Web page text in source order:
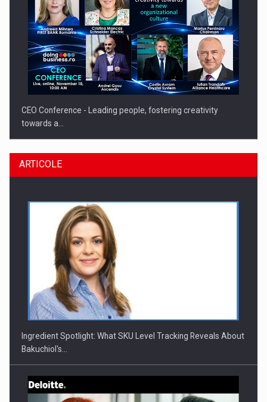
CEO Conference - Leading people, fostering creativity
towards a…
CEO Conference - Shaping The Future - Technology and…
ARTICOLE
Ingredient Spotlight: What SKU Level Tracking Reveals About
Bakuchiol's…